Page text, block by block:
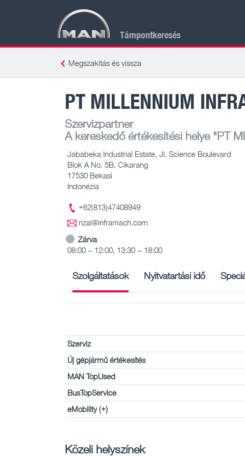
Támpontkeresés
Megszakítás és vissza
PT MILLENNIUM
Szervizpartner
A kereskedő értékesítési helye"PT
Jababeka Industrial Estate, Jl. Science Boulevard
Blok A No. 5B, Cikarang
17530 Bekasi
Indonézia
+62(813)47408949
rizal@inframach.com
Zárva
08:00 – 12:00, 13:30 – 18:00
Szolgáltatások Nyitvatartási idő
Szerviz
Új gépjármű értékesítés
MAN TopUsed
BusTopService
eMobility (+)
Közeli helyszínek